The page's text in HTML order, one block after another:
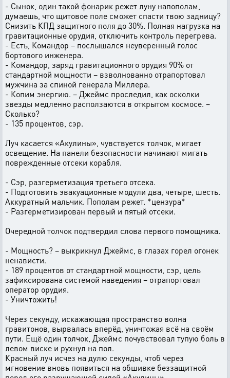
- Сынок, один такой фонарик режет луну напополам,
думаешь, что щитовое поле сможет спасти твою задницу?
Снизить КПД защитного поля до 30%. Полная нагрузка на
гравитационные орудия, отключить контроль перегрева.
- Есть, Командор – послышался неуверенный голос
бортового инженера.
- Командор, заряд гравитационного орудия 90% от
стандартной мощности – взволнованно отрапортовал
мужчина за спиной генерала Миллера.
- Копим энергию. – Джеймс проследил, как осколки
звезды медленно расползаются в открытом космосе. –
Сколько?
- 135 процентов, сэр.
Луч касается «Акулины», чувствуется толчок, мигает
освещение. На панели безопасности начинают мигать
поврежденные отсеки корабля.
- Сэр, разгерметизация третьего отсека.
- Подготовить эвакуационные модули два, четыре, шесть.
Аккуратный мальчик. Пополам режет. *цензура*
- Разгерметизирован первый и пятый отсеки.
Очередной толчок подтвердил слова первого помощника.
- Мощность? – выкрикнул Джеймс, в глазах горел огонек
ненависти.
- 189 процентов от стандартной мощности, сэр, цель
зафиксирована системой наведения – отрапортовал
оператор орудия.
- Уничтожить!
Через секунду, искажающая пространство волна
гравитонов, вырвалась вперёд, уничтожая всё на своём
пути. Ещё один толчок, Джеймс почувствовал тупую боль в
левом виске и рухнул на пол.
Красный луч исчез на дулю секунды, чтоб через
мгновение вновь появиться на обшивке беззащитной